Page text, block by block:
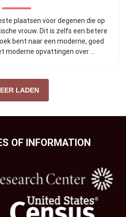
plaatsen voor degenen die op
vrouw. Dit is zelfs een betere
bent naar een moderne, goed
moderne opvattingen over ...
LADEN
OF INFORMATION